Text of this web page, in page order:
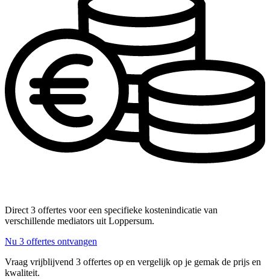
Direct 3 offertes voor een specifieke kostenindicatie van
verschillende mediators uit Loppersum.
Nu 3 offertes ontvangen
Vraag vrijblijvend 3 offertes op en vergelijk op je gemak de prijs en
kwaliteit.